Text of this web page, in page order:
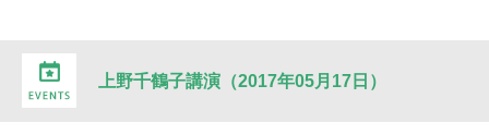
上野千鶴子講演（2017年05月17日）